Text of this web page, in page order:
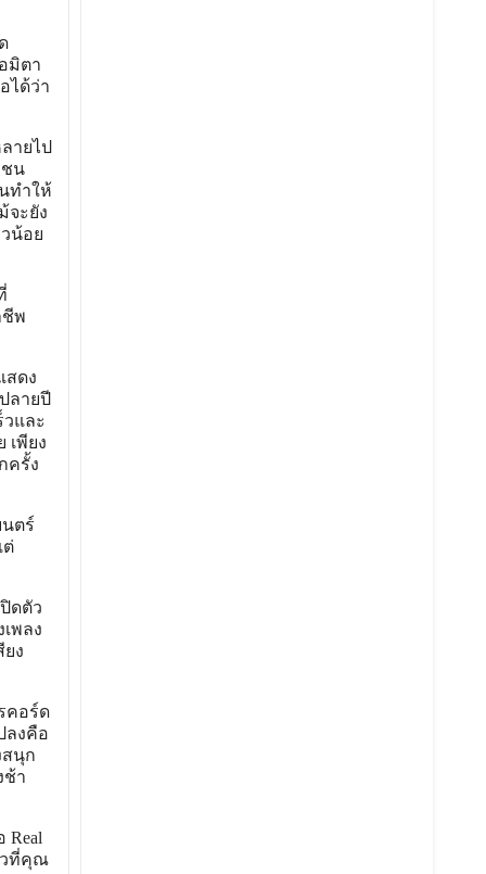
มิตา
ได้ว่า
ายไป
ชน
ทำให้
จะยัง
น้อย
ชีพ
สดง
ลายปี
และ
เพียง
ครั้ง
ตร์
ต่
ดตัว
พลง
ง
คอร์ด
ลงคือ
สนุก
ช้า
วที่คุณ